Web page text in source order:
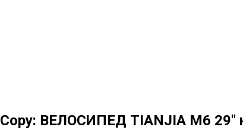
Copy: ВЕЛОСИПЕД TIANJIA M6 29"